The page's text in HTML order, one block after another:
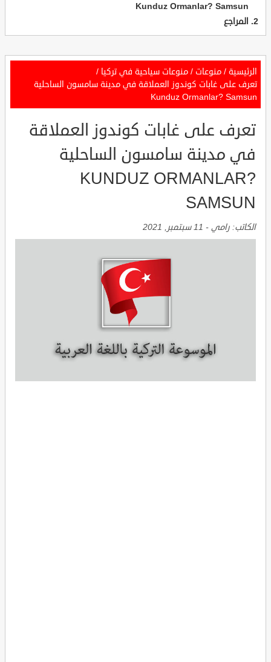
Kunduz Ormanlar? Samsun
المراجع
الرئيسية / منوعات / منوعات سياحية في تركيا /
تعرف على غابات كوندوز العملاقة في مدينة سامسون الساحلية
Kunduz Ormanlar? Samsun
تعرف على غابات كوندوز العملاقة
في مدينة سامسون الساحلية
KUNDUZ ORMANLAR?
SAMSUN
الكاتب: رامي - 11 سبتمبر, 2021